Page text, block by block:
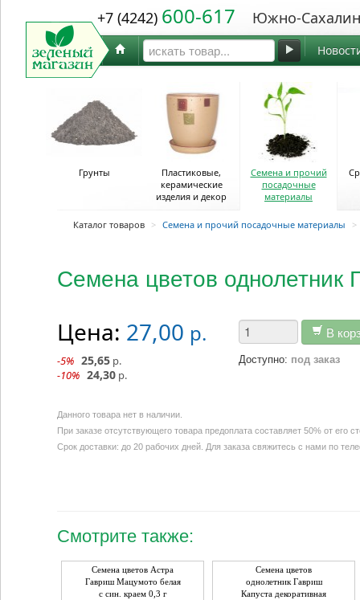
+7 (4242) 600-617 Южно-
Грунты
Пластиковые,
керамические
изделия и декор
Семена и прочий
посадочные
материалы
Каталог товаров > Семена и прочий посадочные материалы >
Семена цветов
Цена: 27,00 р.
-5% 25,65 р.
-10% 24,30 р.
В
Доступно: под заказ
Данного товара нет в наличии.
При заказе отсутствующего товара предоплата составляет 50% от его
Срок доставки: до 20 рабочих дней. Для заказа свяжитесь с нами по
Смотрите также:
Семена цветов Астра
Гавриш Мацумото белая
с син. краем 0,3 г
Семена цветов
однолетник Гавриш
Капуста декоративная